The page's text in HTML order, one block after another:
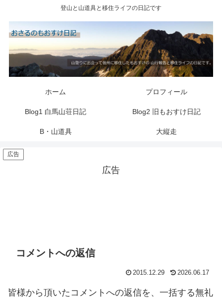
登山と山道具と移住ライフの日記です
ホーム プロフィール
Blog1 白馬山荘日記 Blog2 旧もおすけ日記
B・山道具 大縦走
広告
広告
コメントへの返信
2015.12.29 2026.06.17
皆様から頂いたコメントへの返信を、一括する無礼